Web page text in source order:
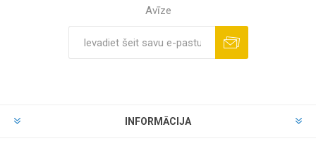
Avīze
INFORMĀCIJA